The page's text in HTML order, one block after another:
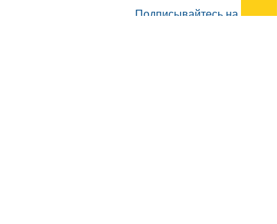
Подписывайтесь на наш